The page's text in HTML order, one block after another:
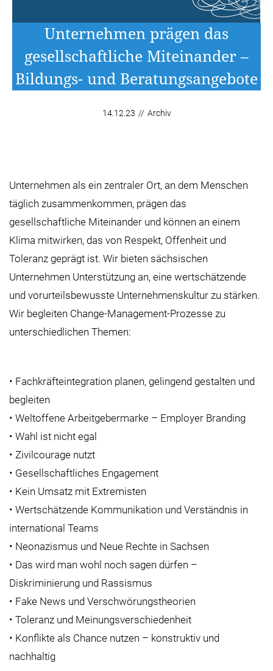
Unternehmen prägen das
gesellschaftliche Miteinander –
Bildungs- und Beratungsangebote
14.12.23 // Archiv
Unternehmen als ein zentraler Ort, an dem Menschen
täglich zusammenkommen, prägen das
gesellschaftliche Miteinander und können an einem
Klima mitwirken, das von Respekt, Offenheit und
Toleranz geprägt ist. Wir bieten sächsischen
Unternehmen Unterstützung an, eine wertschätzende
und vorurteilsbewusste Unternehmenskultur zu stärken.
Wir begleiten Change-Management-Prozesse zu
unterschiedlichen Themen:
• Fachkräfteintegration planen, gelingend gestalten und
begleiten
• Weltoffene Arbeitgebermarke – Employer Branding
• Wahl ist nicht egal
• Zivilcourage nutzt
• Gesellschaftliches Engagement
• Kein Umsatz mit Extremisten
• Wertschätzende Kommunikation und Verständnis in
international Teams
• Neonazismus und Neue Rechte in Sachsen
• Das wird man wohl noch sagen dürfen –
Diskriminierung und Rassismus
• Fake News und Verschwörungstheorien
• Toleranz und Meinungsverschiedenheit
• Konflikte als Chance nutzen – konstruktiv und
nachhaltig